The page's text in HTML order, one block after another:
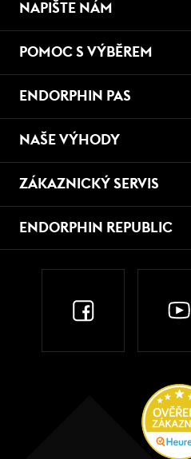
NAPIŠTE NÁM
POMOC S VÝBĚREM
ENDORPHIN PAS
NAŠE VÝHODY
ZÁKAZNICKÝ SERVIS
ENDORPHIN REPUBLIC